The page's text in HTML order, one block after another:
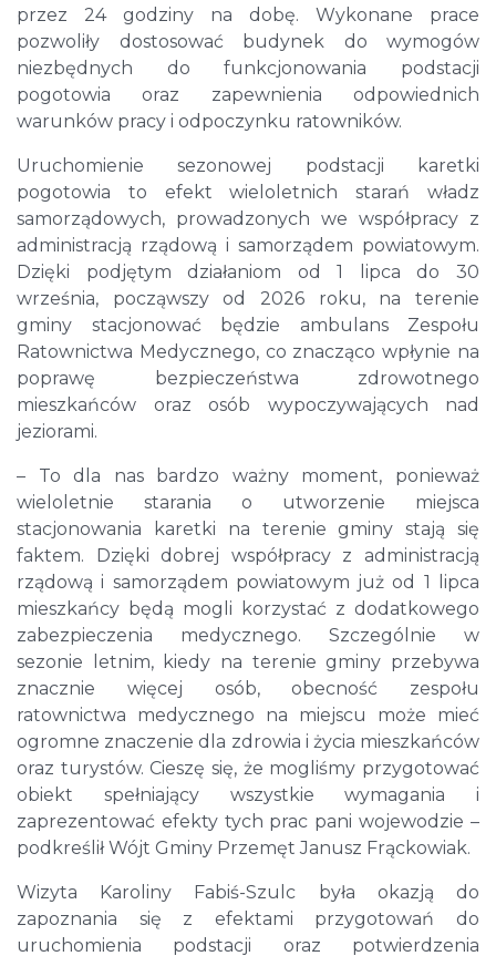
przez 24 godziny na dobę. Wykonane prace
pozwoliły dostosować budynek do wymogów
niezbędnych do funkcjonowania podstacji
pogotowia oraz zapewnienia odpowiednich
warunków pracy i odpoczynku ratowników.
Uruchomienie sezonowej podstacji karetki
pogotowia to efekt wieloletnich starań władz
samorządowych, prowadzonych we współpracy z
administracją rządową i samorządem powiatowym.
Dzięki podjętym działaniom od 1 lipca do 30
września, począwszy od 2026 roku, na terenie
gminy stacjonować będzie ambulans Zespołu
Ratownictwa Medycznego, co znacząco wpłynie na
poprawę bezpieczeństwa zdrowotnego
mieszkańców oraz osób wypoczywających nad
jeziorami.
– To dla nas bardzo ważny moment, ponieważ
wieloletnie starania o utworzenie miejsca
stacjonowania karetki na terenie gminy stają się
faktem. Dzięki dobrej współpracy z administracją
rządową i samorządem powiatowym już od 1 lipca
mieszkańcy będą mogli korzystać z dodatkowego
zabezpieczenia medycznego. Szczególnie w
sezonie letnim, kiedy na terenie gminy przebywa
znacznie więcej osób, obecność zespołu
ratownictwa medycznego na miejscu może mieć
ogromne znaczenie dla zdrowia i życia mieszkańców
oraz turystów. Cieszę się, że mogliśmy przygotować
obiekt spełniający wszystkie wymagania i
zaprezentować efekty tych prac pani wojewodzie –
podkreślił Wójt Gminy Przemęt Janusz Frąckowiak.
Wizyta Karoliny Fabiś-Szulc była okazją do
zapoznania się z efektami przygotowań do
uruchomienia podstacji oraz potwierdzenia